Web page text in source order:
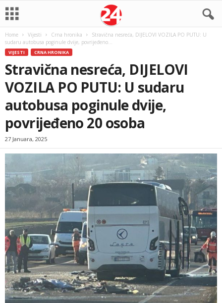
Home Vijesti Crna hronika
Stravična nesreća, DIJELOVI VOZILA PO PUTU: U
sudaru autobusa poginule dvije, povrijeđeno...
VIJESTI CRNA HRONIKA
Stravična nesreća, DIJELOVI
VOZILA PO PUTU: U sudaru
autobusa poginule dvije,
povrijeđeno 20 osoba
27 Januara, 2025